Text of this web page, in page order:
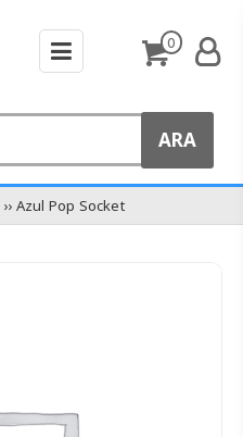
0
›› Azul Pop Socket